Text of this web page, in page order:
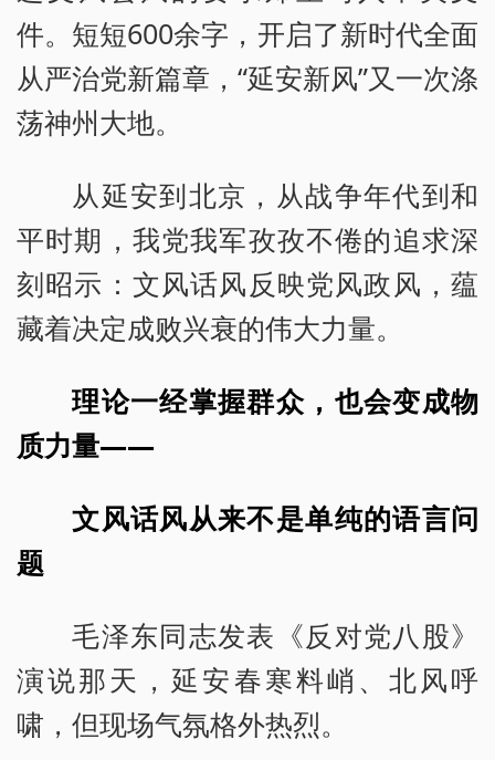
件。短短600余字，开启了新时代全面
从严治党新篇章，“延安新风”又一次涤
荡神州大地。
从延安到北京，从战争年代到和
平时期，我党我军孜孜不倦的追求深
刻昭示：文风话风反映党风政风，蕴
藏着决定成败兴衰的伟大力量。
理论一经掌握群众，也会变成物
质力量——
文风话风从来不是单纯的语言问
题
毛泽东同志发表《反对党八股》
演说那天，延安春寒料峭、北风呼
啸，但现场气氛格外热烈。